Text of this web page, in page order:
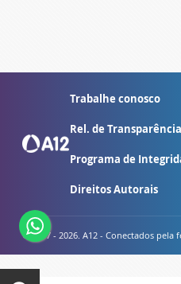
Trabalhe conosco
Rel. de Transparência
Programa de
Direitos Autorais
© 2007 - 2026. A12 - Conectados pela